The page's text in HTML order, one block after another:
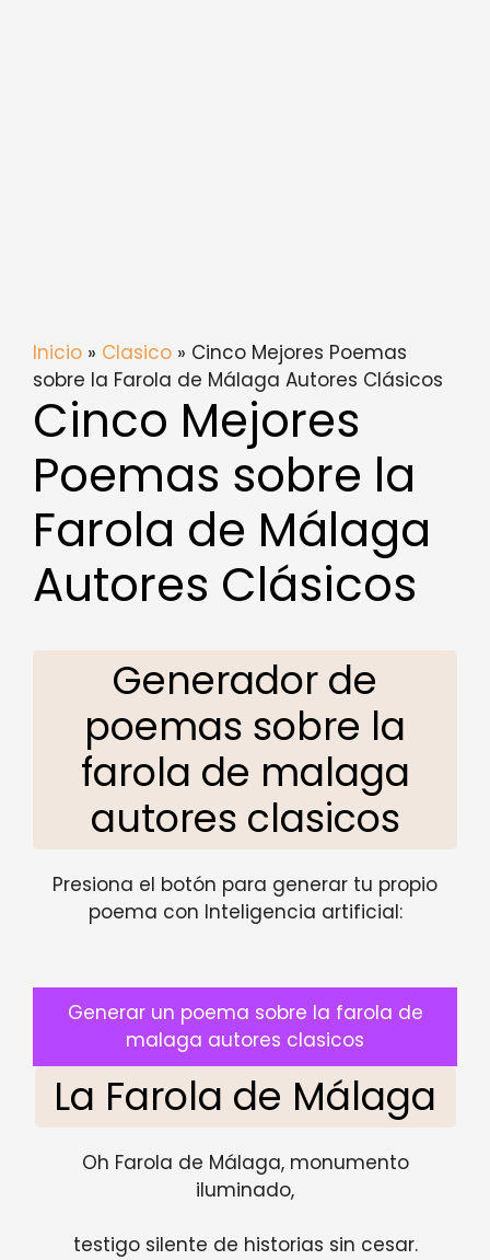
Inicio » Clasico » Cinco Mejores Poemas
sobre la Farola de Málaga Autores Clásicos
Cinco Mejores
Poemas sobre la
Farola de Málaga
Autores Clásicos
Generador de
poemas sobre la
farola de malaga
autores clasicos
Presiona el botón para generar tu propio
poema con Inteligencia artificial:
Generar un poema sobre la farola de
malaga autores clasicos
La Farola de Málaga
Oh Farola de Málaga, monumento
iluminado,
testigo silente de historias sin cesar.